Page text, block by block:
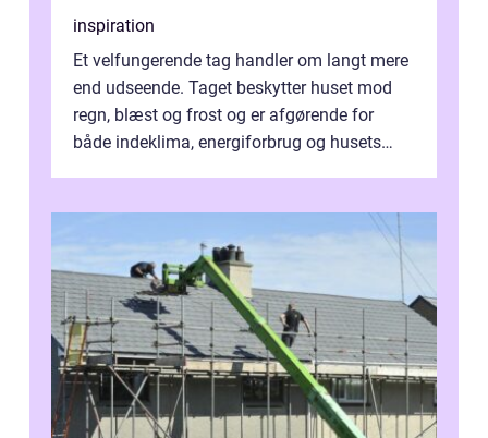
inspiration
Et velfungerende tag handler om langt mere
end udseende. Taget beskytter huset mod
regn, blæst og frost og er afgørende for
både indeklima, energiforbrug og husets